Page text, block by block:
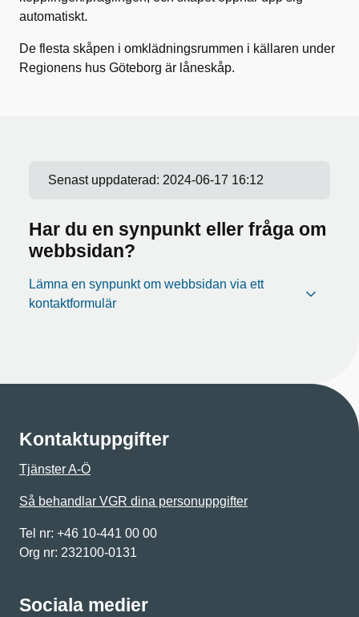
automatiskt.
De flesta skåpen i omklädningsrummen i källaren under
Regionens hus Göteborg är låneskåp.
Senast uppdaterad: 2024-06-17 16:12
Har du en synpunkt eller fråga om
webbsidan?
Lämna en synpunkt om webbsidan via ett
kontaktformulär
Kontaktuppgifter
Tjänster A-Ö
Så behandlar VGR dina personuppgifter
Tel nr: +46 10-441 00 00
Org nr: 232100-0131
Sociala medier